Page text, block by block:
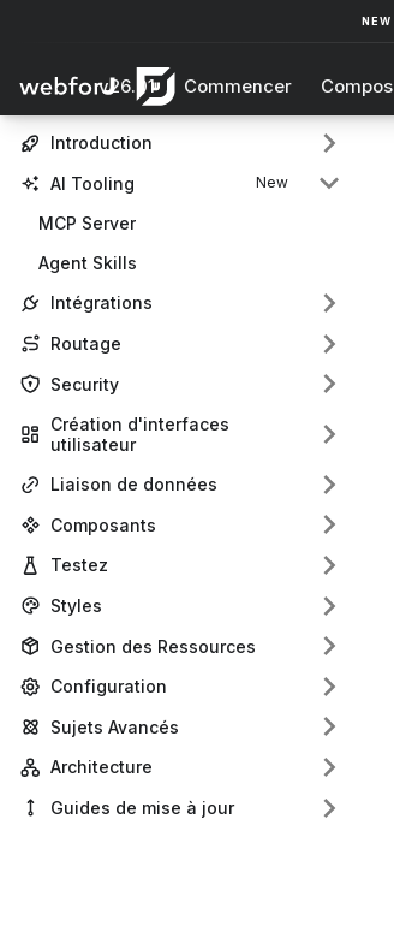
v26.01 Commencer
Introduction
AI Tooling
MCP Server
Agent Skills
Intégrations
Routage
Security
Création d'interfaces
utilisateur
Liaison de données
Composants
Testez
Styles
Gestion des Ressources
Configuration
Sujets Avancés
Architecture
Guides de mise à jour